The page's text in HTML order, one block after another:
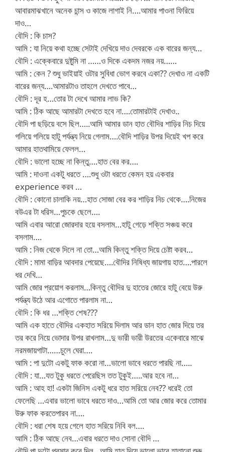
আবারমাঝখানে অনেক চান্স ও কাজে লাগাই নি….আমার পাওনা ফিরিয়ে
দাও…
বৌদি : কি চাস?
আমি : যা নিয়ে কথা হচ্ছে সেটাই দেখিয়ে দাও দেবরকে এক বারের জন্য…
বৌদি : এক্কেবারে দুষ্টুমি না ……ও দিকে একদম নজর নয়……
আমি : কেন ? শুধু ভাইয়াই ওটার সুবিধা ভোগ করবে একা?? দেখাও না একটি
বারের জন্য….আমারটাও তাহলে দেখতে পাবে…
বৌদি : দূর হ…তোর টা দেখে আমার লাভ কি?
আমি : ঠিক আছে আমারটা দেখতে হবে না….তোমারটাই দেখাও..
বৌদি পা ছড়িয়ে বসে ছিল…..আমি আমার ডান হাত বৌদির শাড়ির নিচ দিয়ে
গলিয়ে গলিয়ে হাটু পর্যন্ত্য নিয়ে গেলাম….বৌদি শাড়ির উপর দিয়েই খপ করে
আমার হাতথামিয়ে ফেলল…
বৌদি : ভালো হচ্ছে না কিন্তু….হাত বের কর….
আমি : দাওনা একটু ধরতে ….শুধু ওটা ধরতে কেমন হয় একবার
experience করব …
বৌদি : কোনো চালাকি নয়…হাত সোজা বের কর শাড়ির নিচ থেকে….নিজের
বউএর টা ধরিস…পুচকে ছেলে….
আমি এবার আরো জোরদার হয়ে বসলাম…হাটু গেড়ে শক্তি সঞ্চয় করে
বসলাম….
আমি : নিজ থেকে দিলে না তো…আমি কিন্তু শক্তি দিয়ে চেষ্টা করব…
বৌদি : মামা বাড়ির আবদার পেয়েছে….বৌদির নিষিধ্য জায়গায় হাত….পারলে
ধর দেখি…
আমি জোর প্রয়োগ করলাম…কিন্তু বৌদির দু হাতের জোরে হাটু বেয়ে উরু
পর্যন্ত্য উঠে আর এগোতে পারলাম না…
বৌদি : কি ধর …শক্তি শেষ???
আমি এক হাতে বৌদির একহাত সরিয়ে দিলাম আর ডান হাত জোর দিয়ে তর
তর করে নিয়ে ভোদার উপর রাখলাম…দু ভারী ভারী উরতের একেবারে মাঝে
নরমজায়গাটা……চুলে ঘেরা….
আমি : পা দুটো একটু ফাক করো না…ভালো ভাবে ধরতে পারছি না…..
বৌদি : যা…যত টুকু ধরতে পেরেছিস তত টুকুই…..আর হবে না…
আমি : আহ হা! একটা জিনিস একটু ধরে হাত সরিয়ে নেব?? ধরেই তো
ফেলেছি …এবার ভালো ভাবে ধরতে দাও…আমি তো আর জোর করে তোমার
উরু ফাক করতেপারব না….
বৌদি : ধরা শেষ হয়ে গেলে হাত সরিয়ে নিবি বল….
আমি : ঠিক আছে নেব…এবার ধরতে দাও সোনা বৌদি …